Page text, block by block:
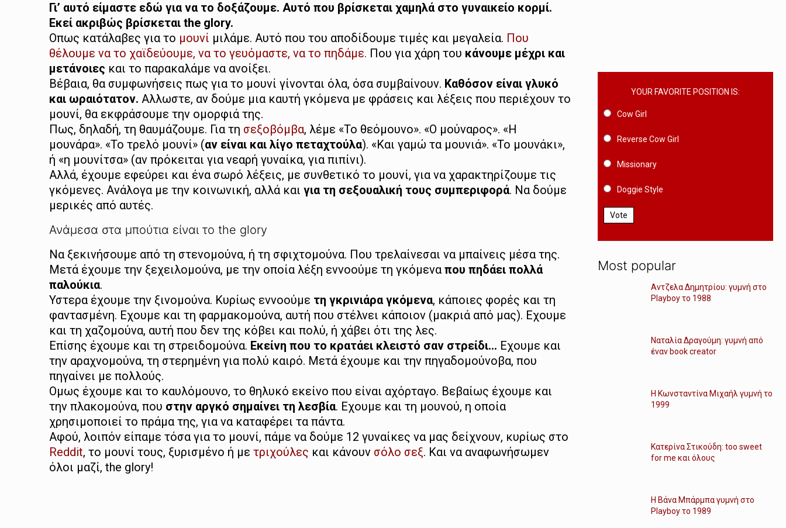
Γι’ αυτό είμαστε εδώ για να το δοξάζουμε. Αυτό που βρίσκεται χαμηλά στο γυναικείο κορμί.
Εκεί ακριβώς βρίσκεται the glory.
Οπως κατάλαβες για το μουνί μιλάμε. Αυτό που του αποδίδουμε τιμές και μεγαλεία. Που
θέλουμε να το χαϊδεύουμε, να το γευόμαστε, να το πηδάμε. Που για χάρη του κάνουμε μέχρι και
μετάνοιες και το παρακαλάμε να ανοίξει.
Βέβαια, θα συμφωνήσεις πως για το μουνί γίνονται όλα, όσα συμβαίνουν. Καθόσον είναι γλυκό
και ωραιότατον. Αλλωστε, αν δούμε μια καυτή γκόμενα με φράσεις και λέξεις που περιέχουν το
μουνί, θα εκφράσουμε την ομορφιά της.
Πως, δηλαδή, τη θαυμάζουμε. Για τη σεξοβόμβα, λέμε «Το θεόμουνο». «Ο μούναρος». «Η
μουνάρα». «Το τρελό μουνί» (αν είναι και λίγο πεταχτούλα). «Και γαμώ τα μουνιά». «Το μουνάκι»,
ή «η μουνίτσα» (αν πρόκειται για νεαρή γυναίκα, για πιπίνι).
Αλλά, έχουμε εφεύρει και ένα σωρό λέξεις, με συνθετικό το μουνί, για να χαρακτηρίζουμε τις
γκόμενες. Ανάλογα με την κοινωνική, αλλά και για τη σεξουαλική τους συμπεριφορά. Να δούμε
μερικές από αυτές.
Ανάμεσα στα μπούτια είναι το the glory
Να ξεκινήσουμε από τη στενομούνα, ή τη σφιχτομούνα. Που τρελαίνεσαι να μπαίνεις μέσα της.
Μετά έχουμε την ξεχειλομούνα, με την οποία λέξη εννοούμε τη γκόμενα που πηδάει πολλά
παλούκια.
Υστερα έχουμε την ξινομούνα. Κυρίως εννοούμε τη γκρινιάρα γκόμενα, κάποιες φορές και τη
φαντασμένη. Εχουμε και τη φαρμακομούνα, αυτή που στέλνει κάποιον (μακριά από μας). Εχουμε
και τη χαζομούνα, αυτή που δεν της κόβει και πολύ, ή χάβει ότι της λες.
Επίσης έχουμε και τη στρειδομούνα. Εκείνη που το κρατάει κλειστό σαν στρείδι... Εχουμε και
την αραχνομούνα, τη στερημένη για πολύ καιρό. Μετά έχουμε και την πηγαδομούνοβα, που
πηγαίνει με πολλούς.
Ομως έχουμε και το καυλόμουνο, το θηλυκό εκείνο που είναι αχόρταγο. Βεβαίως έχουμε και
την πλακομούνα, που στην αργκό σημαίνει τη λεσβία. Εχουμε και τη μουνού, η οποία
χρησιμοποιεί το πράμα της, για να καταφέρει τα πάντα.
Αφού, λοιπόν είπαμε τόσα για το μουνί, πάμε να δούμε 12 γυναίκες να μας δείχνουν, κυρίως στο
Reddit, το μουνί τους, ξυρισμένο ή με τριχούλες και κάνουν σόλο σεξ. Και να αναφωνήσωμεν
όλοι μαζί, the glory!
YOUR FAVORITE POSITION IS:
Cow Girl
Reverse Cow Girl
Missionary
Doggie Style
Vote
Most popular
Αντζελα Δημητρίου: γυμνή στο
Playboy το 1988
Ναταλία Δραγούμη: γυμνή από
έναν book creator
Η Κωνσταντίνα Μιχαήλ γυμνή το
1999
Κατερίνα Στικούδη: too sweet
for me και όλους
Η Βάνα Μπάρμπα γυμνή στο
Playboy το 1989